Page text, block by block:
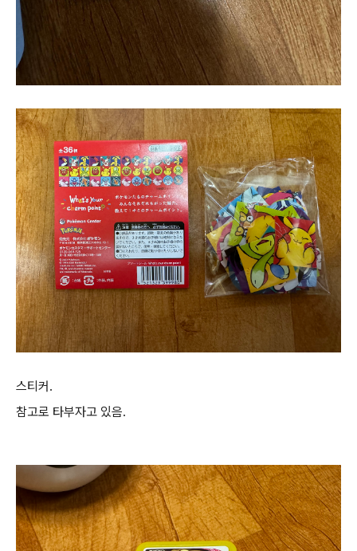
스티커.
참고로 타부자고 있음.